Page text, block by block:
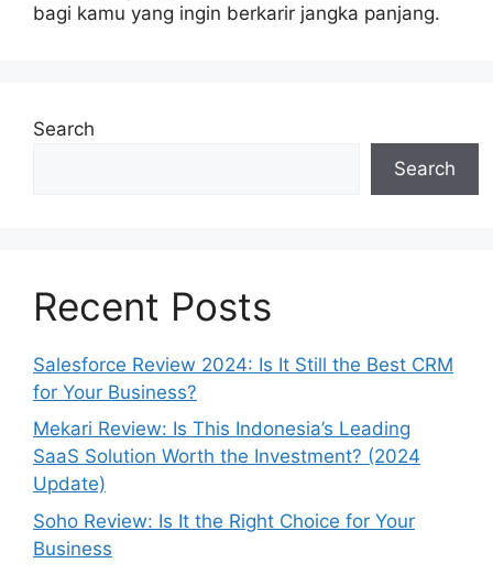
bagi kamu yang ingin berkarir jangka panjang.
Search
Search
Recent Posts
Salesforce Review 2024: Is It Still the Best CRM
for Your Business?
Mekari Review: Is This Indonesia’s Leading
SaaS Solution Worth the Investment? (2024
Update)
Soho Review: Is It the Right Choice for Your
Business